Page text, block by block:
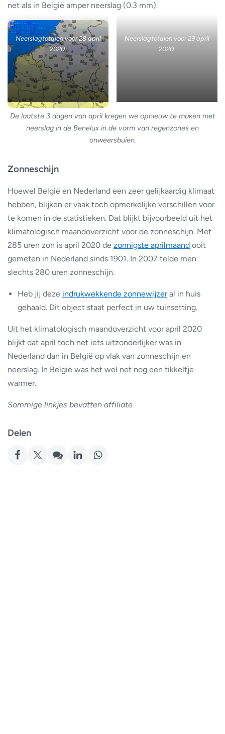
net als in België amper neerslag (0.3 mm).
Neerslagtotalen voor 28 april
2020.
Neerslagtotalen voor 29 april
2020.
De laatste 3 dagen van april kregen we opnieuw te maken met
neerslag in de Benelux in de vorm van regenzones en
onweersbuien.
Zonneschijn
Hoewel België en Nederland een zeer gelijkaardig klimaat
hebben, blijken er vaak toch opmerkelijke verschillen voor
te komen in de statistieken. Dat blijkt bijvoorbeeld uit het
klimatologisch maandoverzicht voor de zonneschijn. Met
285 uren zon is april 2020 de zonnigste aprilmaand ooit
gemeten in Nederland sinds 1901. In 2007 telde men
slechts 280 uren zonneschijn.
Heb jij deze indrukwekkende zonnewijzeral in huis
gehaald. Dit object staat perfect in uw tuinsetting.
Uit het klimatologisch maandoverzicht voor april 2020
blijkt dat april toch net iets uitzonderlijker was in
Nederland dan in België op vlak van zonneschijn en
neerslag. In België was het wel net nog een tikkeltje
warmer.
Sommige linkjes bevatten affiliate
Delen